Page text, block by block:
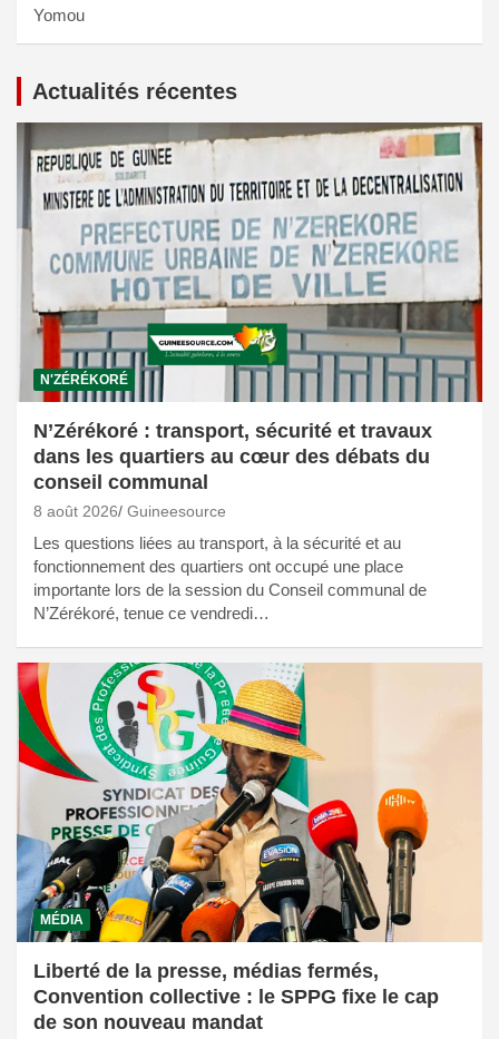
Yomou
Actualités récentes
N'ZÉRÉKORÉ
N’Zérékoré : transport, sécurité et travaux
dans les quartiers au cœur des débats du
conseil communal
8 août 2026 Guineesource
Les questions liées au transport, à la sécurité et au
fonctionnement des quartiers ont occupé une place
importante lors de la session du Conseil communal de
N’Zérékoré, tenue ce vendredi…
MÉDIA
Liberté de la presse, médias fermés,
Convention collective : le SPPG fixe le cap
de son nouveau mandat